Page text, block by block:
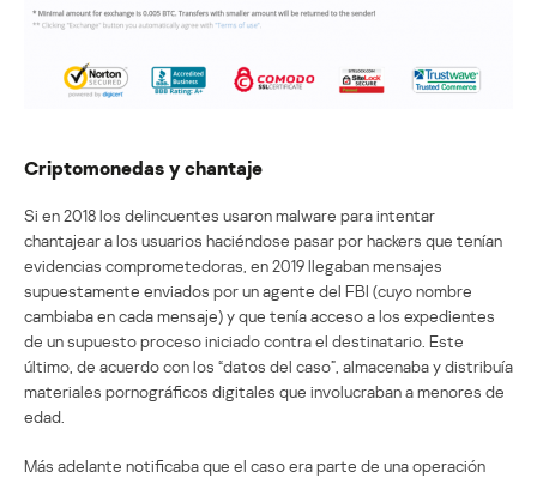
Criptomonedas y chantaje
Si en 2018 los delincuentes usaron malware para intentar
chantajear a los usuarios haciéndose pasar por hackers que tenían
evidencias comprometedoras, en 2019 llegaban mensajes
supuestamente enviados por un agente del FBI (cuyo nombre
cambiaba en cada mensaje) y que tenía acceso a los expedientes
de un supuesto proceso iniciado contra el destinatario. Este
último, de acuerdo con los “datos del caso”, almacenaba y distribuía
materiales pornográficos digitales que involucraban a menores de
edad.
Más adelante notificaba que el caso era parte de una operación